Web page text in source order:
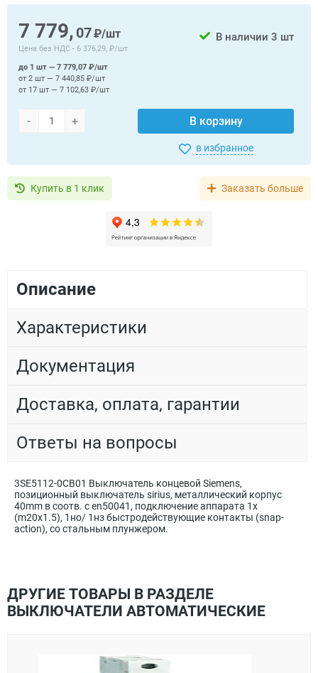
7 779, 07₽/шт
Цена без НДС - 6 376,29, ₽/шт
В наличии 3 шт
- + В корзину
до 1 шт — 7 779,07 ₽/шт
от 2 шт — 7 440,85 ₽/шт
от 17 шт — 7 102,63 ₽/шт
в избранное
Купить в 1 клик Заказать больше
Описание
Характеристики
Документация
Доставка, оплата, гарантии
Ответы на вопросы
3SE5112-0CB01 Выключатель концевой Siemens,
позиционный выключатель sirius, металлический корпус
40mm в соотв. с en50041, подключение аппарата 1x
(m20x1.5), 1но/ 1нз быстродействующие контакты (snap-
action), со стальным плунжером.
ДРУГИЕ ТОВАРЫ В РАЗДЕЛЕ
ВЫКЛЮЧАТЕЛИ АВТОМАТИЧЕСКИЕ